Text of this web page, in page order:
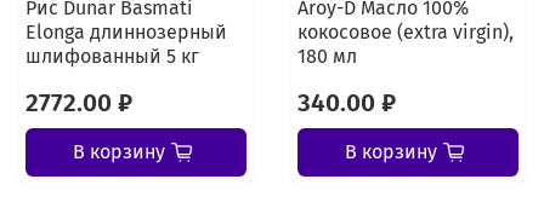
Рис Dunar Basmati
Elonga длиннозерный
шлифованный 5 кг
2772.00 ₽
В корзину
Aroy-D Масло 100%
кокосовое (extra virgin),
180 мл
340.00 ₽
В корзину